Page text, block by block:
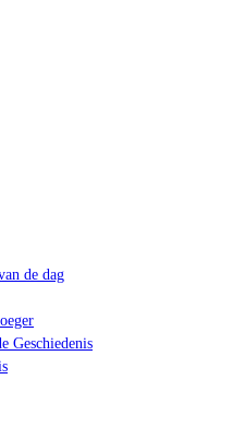
de dag
Geschiedenis